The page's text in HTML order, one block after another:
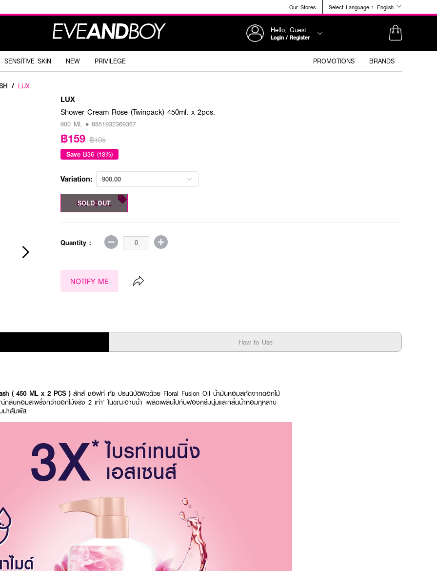
Our Stores Select Language : English
Hello, Guest
Login / Register
SENSITIVE SKIN NEW PRIVILEGE PROMOTIONS BRANDS
/ LUX
LUX
Shower Cream Rose (Twinpack) 450ml. x 2pcs.
900 ML • 8851932369367
฿159 ฿195
Save ฿36 (18%)
Variation: 900.00
900.00 ML
SOLD OUT
Quantity :
NOTIFY ME
How to Use
( 450 ML x 2 PCS ) ลักส์ ซอฟท์ ทัช ปรนนิบัติผิวด้วย Floral Fusion Oil น้ำมันหอมสกัดจากดอกไม้
ลิ่นหอมสะพรั่งกว่าดอกไม้จริง 2 เท่า’ ในขณะอาบน้ำ เพลิดเพลินไปกับฟองครีมนุ่มและกลิ่นน้ำหอมกุหลาบ
น่าสัมผัส